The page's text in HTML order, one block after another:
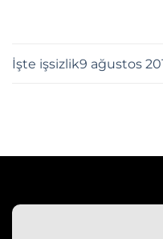
İşte işsizlik9 ağustos